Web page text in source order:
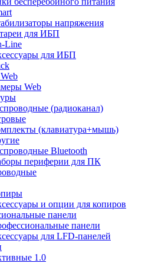
напряжения
для ИБП
Line
для ИБП
Web
(радиоканал)
(клавиатура+мышь)
Bluetooth
периферии для ПК
и опции для копиров
панели
панели
для LFD-панелей
1.0